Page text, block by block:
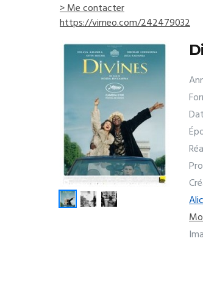
> Me contacter
https://vimeo.com/242479032